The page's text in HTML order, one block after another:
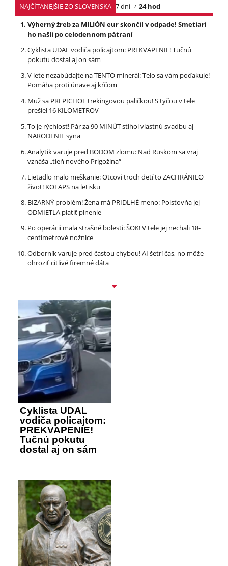
NAJČÍTANEJŠIE ZO SLOVENSKA 7 dní
24 hod
Výherný žreb za MILIÓN eur skončil v odpade! Smetiari
ho našli po celodennom pátraní
Cyklista UDAL vodiča policajtom: PREKVAPENIE! Tučnú
pokutu dostal aj on sám
V lete nezabúdajte na TENTO minerál: Telo sa vám poďakuje!
Pomáha proti únave aj kŕčom
Muž sa PREPICHOL trekingovou paličkou! S tyčou v tele
prešiel 16 KILOMETROV
To je rýchlosť! Pár za 90 MINÚT stihol vlastnú svadbu aj
NARODENIE syna
Analytik varuje pred BODOM zlomu: Nad Ruskom sa vraj
vznáša „tieň nového Prigožina“
Lietadlo malo meškanie: Otcovi troch detí to ZACHRÁNILO
život! KOLAPS na letisku
BIZARNÝ problém! Žena má PRIDLHÉ meno: Poisťovňa jej
ODMIETLA platiť plnenie
Po operácii mala strašné bolesti: ŠOK! V tele jej nechali 18-
centimetrové nožnice
Odborník varuje pred častou chybou! AI šetrí čas, no môže
ohroziť citlivé firemné dáta
Cyklista UDAL
vodiča policajtom:
PREKVAPENIE!
Tučnú pokutu
dostal aj on sám